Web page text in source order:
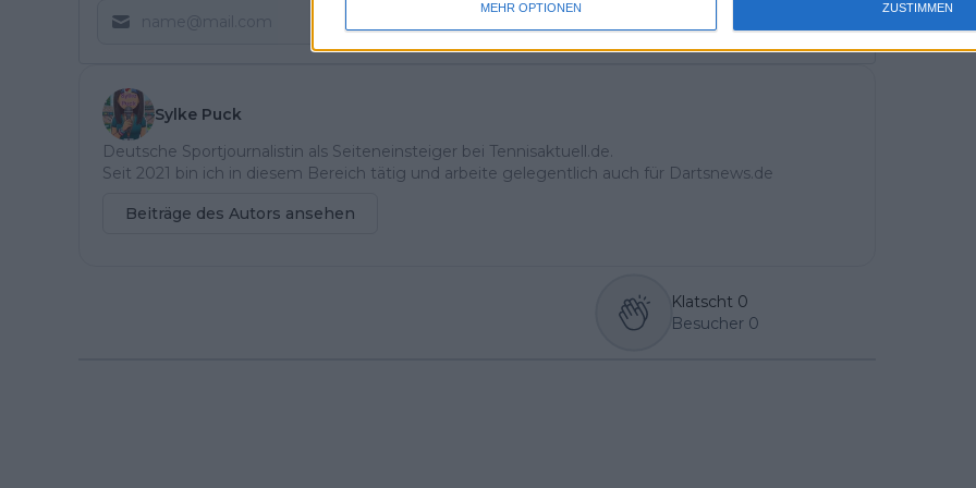
MEHR OPTIONEN ZUSTIMMEN
Sylke Puck
Deutsche Sportjournalistin als Seiteneinsteiger bei Tennisaktuell.de.
Seit 2021 bin ich in diesem Bereich tätig und arbeite gelegentlich auch für Dartsnews.de
Beiträge des Autors ansehen
Klatscht 0
Besucher 0
uss